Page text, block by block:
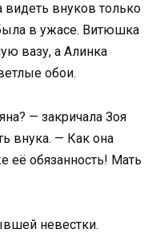
внуков только
в ужасе. Витюшка
вазу, а Алинка
обои.
— закричала Зоя
внука. — Как она
её обязанность! Мать
невестки.